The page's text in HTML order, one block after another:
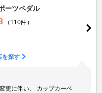
ーツペダル
（110件）
を探す
更に伴い、 カップカーベ